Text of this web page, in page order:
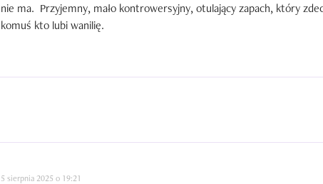
nie ma.  Przyjemny, mało kontrowersyjny, otulający zapach, który
komuś kto lubi wanilię.
5 sierpnia 2025 o 19:21